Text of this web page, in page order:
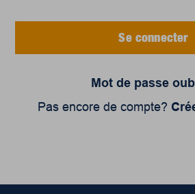
Se connecter
Mot de passe
Pas encore de compte?